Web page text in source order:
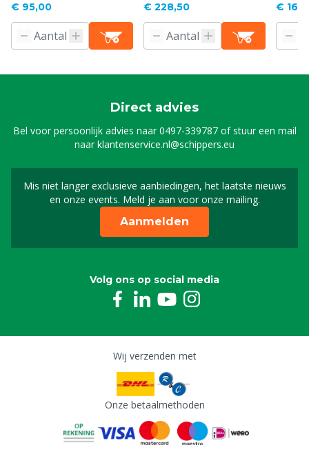
€ 95,00 € 228,50 €
Direct advies
Bel voor persoonlijk advies naar0497-339787of stuur een mail
naarklantenservice.nl@schippers.eu
Mis niet langer exclusieve aanbiedingen, het laatste nieuws
en onze events. Meld je aan voor onze mailing.
Schrijf je in voor onze
Aanmelden
Volg ons op social media
Wij verzenden met
Onze betaalmethoden